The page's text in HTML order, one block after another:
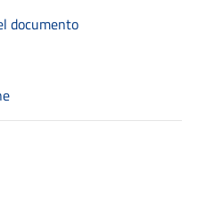
documento